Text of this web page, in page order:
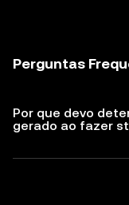
Perguntas
Por que devo
gerado ao fazer